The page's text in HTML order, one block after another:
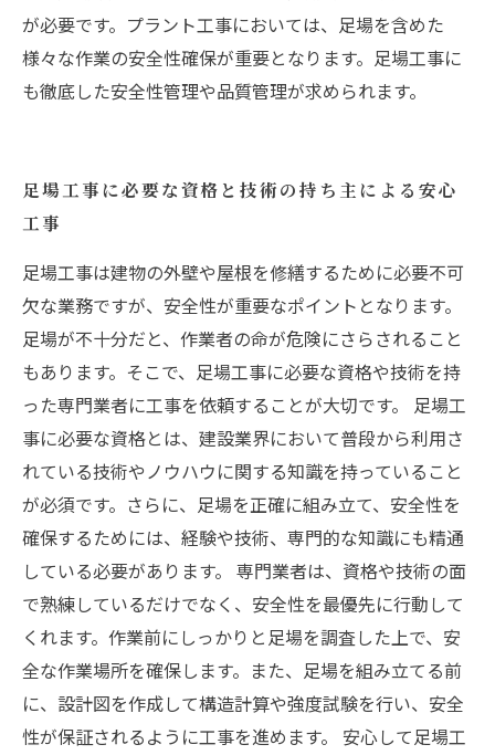
が必要です。プラント工事においては、足場を含めた
様々な作業の安全性確保が重要となります。足場工事に
も徹底した安全性管理や品質管理が求められます。
足場工事に必要な資格と技術の持ち主による安心
工事
足場工事は建物の外壁や屋根を修繕するために必要不可
欠な業務ですが、安全性が重要なポイントとなります。
足場が不十分だと、作業者の命が危険にさらされること
もあります。そこで、足場工事に必要な資格や技術を持
った専門業者に工事を依頼することが大切です。 足場工
事に必要な資格とは、建設業界において普段から利用さ
れている技術やノウハウに関する知識を持っていること
が必須です。さらに、足場を正確に組み立て、安全性を
確保するためには、経験や技術、専門的な知識にも精通
している必要があります。 専門業者は、資格や技術の面
で熟練しているだけでなく、安全性を最優先に行動して
くれます。作業前にしっかりと足場を調査した上で、安
全な作業場所を確保します。また、足場を組み立てる前
に、設計図を作成して構造計算や強度試験を行い、安全
性が保証されるように工事を進めます。 安心して足場工